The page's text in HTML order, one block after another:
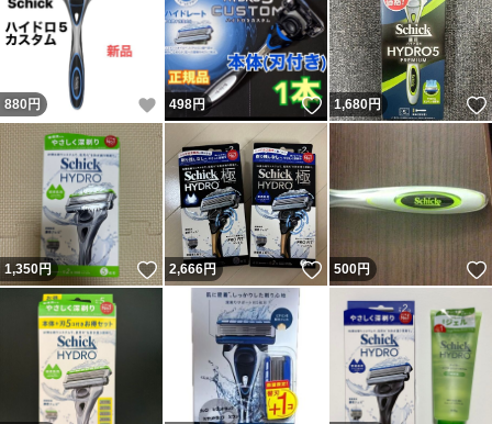
880 円 いいね！
498円 いいね！
1,680円
1,350円 いいね！
2,666円 いいね！
500円